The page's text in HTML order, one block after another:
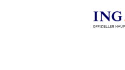
OFFIZIELLER